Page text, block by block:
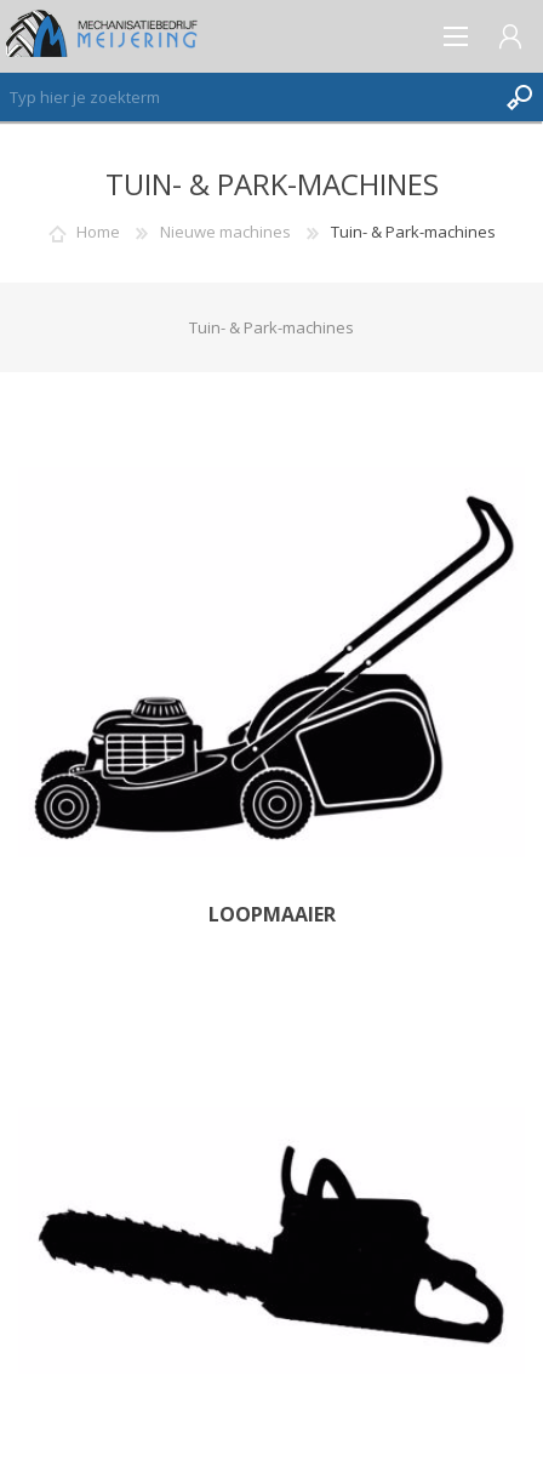
AANMELDEN ALS NIEUWE KLANT
INLOGGEN
TUIN- & PARK-MACHINES
Home Nieuwe machines Tuin- & Park-machines
Tuin- & Park-machines
LOOPMAAIER